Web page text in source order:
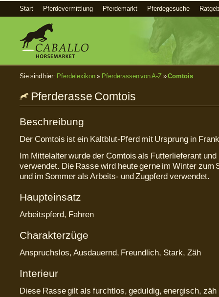
Start Pferdevermittlung Pferdemarkt Pferdegesuche
Sie sind hier: Pferdelexikon » Pferderassen von A-Z»Comtois
Pferderasse Comtois
Beschreibung
Der Comtois ist ein Kaltblut-Pferd mit Ursprung in
Im Mittelalter wurde der Comtois als Futterlieferant
verwendet. Die Rasse wird heute gerne im Winter zum
und im Sommer als Arbeits- und Zugpferd verwendet.
Haupteinsatz
Arbeitspferd, Fahren
Charakterzüge
Anspruchslos, Ausdauernd, Freundlich, Stark, Zäh
Interieur
Diese Rasse gilt als furchtlos, geduldig, energisch, zäh